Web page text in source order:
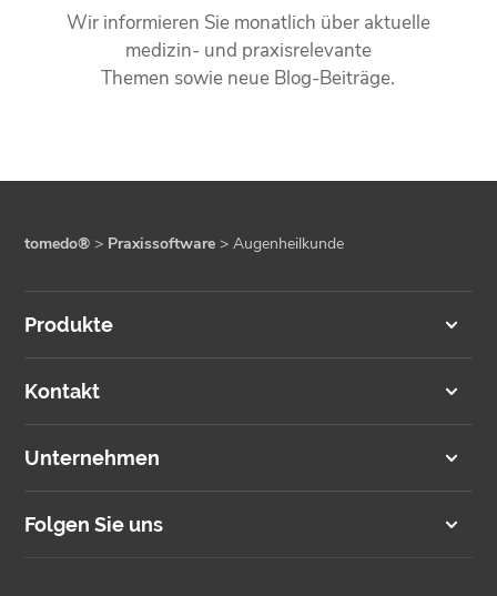
Wir informieren Sie monatlich über aktuelle
medizin- und praxisrelevante
Themen sowie neue Blog-Beiträge.
tomedo® > Praxissoftware >Augenheilkunde
Produkte
Kontakt
Unternehmen
Folgen Sie uns